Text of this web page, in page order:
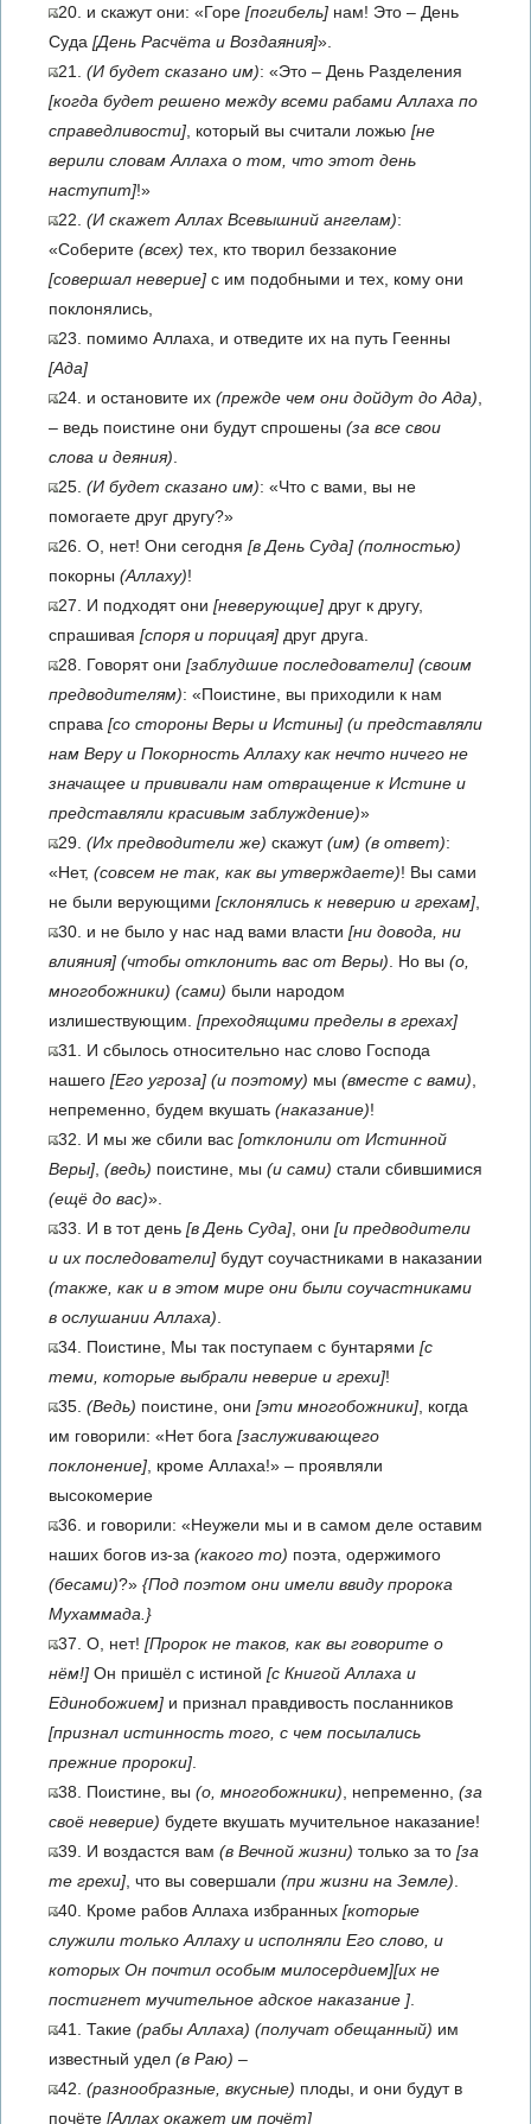
20. и скажут они: «Горе [погибель] нам! Это – День
Суда [День Расчёта и Воздаяния]».
21. (И будет сказано им): «Это – День Разделения
[когда будет решено между всеми рабами Аллаха по
справедливости] , который вы считали ложью [не
верили словам Аллаха о том, что этот день
наступит]!»
22. (И скажет Аллах Всевышний ангелам):
«Соберите (всех) тех, кто творил беззаконие
[совершал неверие] с им подобными и тех, кому они
поклонялись,
23. помимо Аллаха, и отведите их на путь Геенны
[Ада]
24. и остановите их (прежде чем они дойдут до Ада)
– ведь поистине они будут спрошены (за все свои
слова и деяния)
25. (И будет сказано им): «Что с вами, вы не
помогаете друг другу?»
26. О, нет! Они сегодня [в День Суда] (полностью)
покорны (Аллаху)!
27. И подходят они [неверующие] друг к другу,
спрашивая [споря и порицая] друг друга.
28. Говорят они [заблудшие последователи] (своим
предводителям): «Поистине, вы приходили к нам
справа [со стороны Веры и Истины] (и представляли
нам Веру и Покорность Аллаху как нечто ничего не
значащее и прививали нам отвращение к Истине и
представляли красивым заблуждение)»
29. (Их предводители же) скажут(им) (в ответ):
«Нет, (совсем не так, как вы утверждаете)! Вы сами
не были верующими [склонялись к неверию и грехам]
30. и не было у нас над вами власти [ни довода, ни
влияния] (чтобы отклонить вас от Веры) . Но вы (о,
многобожники) (сами) были народом
излишествующим. [преходящими пределы в грехах]
31. И сбылось относительно нас слово Господа
нашего [Его угроза] (и поэтому) мы (вместе с вами)
непременно, будем вкушать (наказание)!
32. И мы же сбили вас [отклонили от Истинной
Веры] (ведь) поистине, мы (и сами) стали сбившимися
(ещё до вас)».
33. И в тот день [в День Суда] , они [и предводители
и их последователи] будут соучастниками в наказании
(также, как и в этом мире они были соучастниками
в ослушании Аллаха)
34. Поистине, Мы так поступаем с бунтарями [с
теми, которые выбрали неверие и грехи]!
35. (Ведь) поистине, они [эти многобожники] , когда
им говорили: «Нет бога [заслуживающего
поклонение] , кроме Аллаха!» – проявляли
высокомерие
36. и говорили: «Неужели мы и в самом деле оставим
наших богов из-за (какого то) поэта, одержимого
(бесами)?» {Под поэтом они имели ввиду пророка
Мухаммада.}
37. О, нет! [Пророк не таков, как вы говорите о
нём!] Он пришёл с истиной [с Книгой Аллаха и
Единобожием] и признал правдивость посланников
[признал истинность того, с чем посылались
прежние пророки]
38. Поистине, вы (о, многобожники) , непременно, (за
своё неверие) будете вкушать мучительное наказание!
39. И воздастся вам (в Вечной жизни) только за то [за
те грехи] , что вы совершали (при жизни на Земле)
40. Кроме рабов Аллаха избранных [которые
служили только Аллаху и исполняли Его слово, и
которых Он почтил особым милосердием][их не
постигнет мучительное адское наказание ]
41. Такие (рабы Аллаха) (получат обещанный) им
известный удел (в Раю) –
42. (разнообразные, вкусные) плоды, и они будут в
почёте [Аллах окажет им почёт]